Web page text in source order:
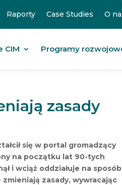
Raporty Case Studies O
CIM Programy
zasady
się w portal gromadzący
na początku lat 90-tych
i wciąż oddziałuje na sposób
zasady, wywracając